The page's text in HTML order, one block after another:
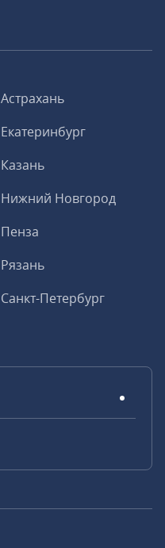
Астрахань
Екатеринбург
Казань
Нижний Новгород
Пенза
Рязань
Санкт-Петербург